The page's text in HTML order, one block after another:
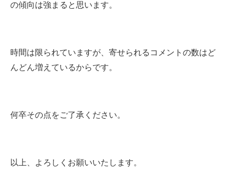
の傾向は強まると思います。
時間は限られていますが、寄せられるコメントの数はど
んどん増えているからです。
何卒その点をご了承ください。
以上、よろしくお願いいたします。